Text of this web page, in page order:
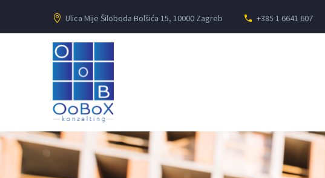
Ulica Mije Šiloboda Bolšića 15, 10000 Zagreb +385 1 6641 607